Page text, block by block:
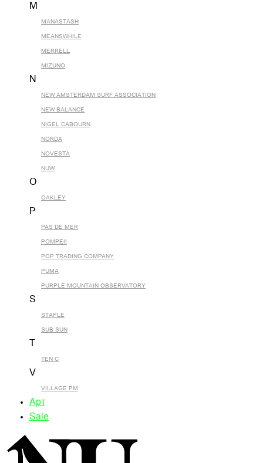
M
MANASTASH
MEANSWHILE
MERRELL
MIZUNO
N
NEW AMSTERDAM SURF ASSOCIATION
NEW BALANCE
NIGEL CABOURN
NORDA
NOVESTA
NUW
O
OAKLEY
P
PAS DE MER
POMPEII
POP TRADING COMPANY
PUMA
PURPLE MOUNTAIN OBSERVATORY
S
STAPLE
SUB SUN
TEN C
V
VILLAGE PM
Арт
Sale